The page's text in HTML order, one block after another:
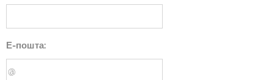
Е-пошта: